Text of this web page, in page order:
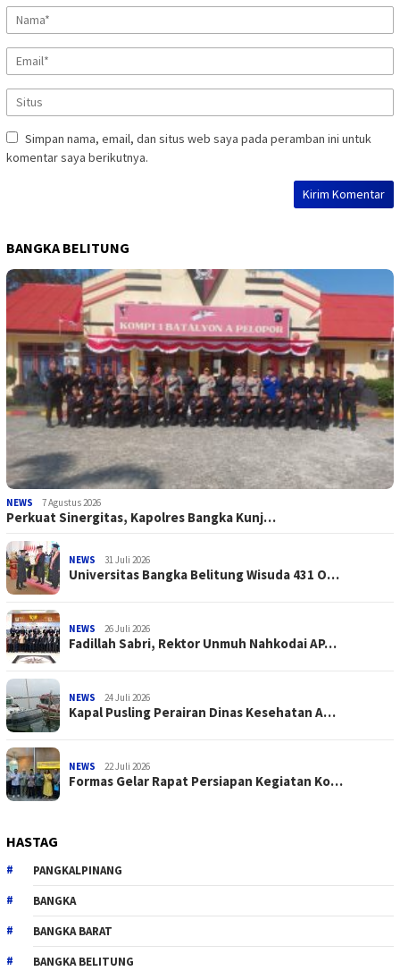
Simpan nama, email, dan situs web saya pada peramban ini untuk
komentar saya berikutnya.
BANGKA BELITUNG
NEWS 7 Agustus 2026
Perkuat Sinergitas, Kapolres Bangka Kunj…
NEWS 31 Juli 2026
Universitas Bangka Belitung Wisuda 431 O…
NEWS 26 Juli 2026
Fadillah Sabri, Rektor Unmuh Nahkodai AP…
NEWS 24 Juli 2026
Kapal Pusling Perairan Dinas Kesehatan A…
NEWS 22 Juli 2026
Formas Gelar Rapat Persiapan Kegiatan Ko…
HASTAG
PANGKALPINANG
BANGKA
BANGKA BARAT
BANGKA BELITUNG